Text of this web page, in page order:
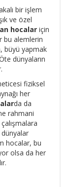
bir işlem
ve özel
hocalar için
bu alemlerin
büyü yapmak
dünyaların
fiziksel
her
da da
rahmani
hocalar, bu
olsa da her